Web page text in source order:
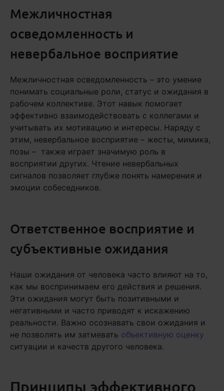
Межличностная
осведомленность и
невербальное восприятие
Межличностная осведомленность – это умение
понимать социальные роли, статус и ожидания в
рабочем коллективе. Этот навык помогает
эффективно взаимодействовать с коллегами и
учитывать их мотивацию и интересы. Наряду с
этим, невербальное восприятие – жесты, мимика,
позы – также играет значимую роль в
восприятии других. Чтение невербальных
сигналов позволяет глубже понять намерения и
эмоции собеседников.
Ответственное восприятие и
субъективные ожидания
Наши ожидания от человека часто влияют на то,
как мы воспринимаем его действия и решения.
Эти ожидания могут быть позитивными и
негативными и часто приводят к искажению
реальности. Важно осознавать свои ожидания и
не позволять им затмевать объективную оценку
ситуации и качеств другого человека.
Принципы эффективного